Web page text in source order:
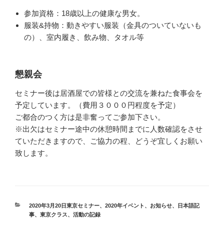
参加資格：18歳以上の健康な男女。
服装&持物：動きやすい服装（金具のついていないも
の）、室内履き、飲み物、タオル等
懇親会
セミナー後は居酒屋での皆様との交流を兼ねた食事会を
予定しています。（費用３０００円程度を予定）
ご都合のつく方は是非奮ってご参加下さい。
※出欠はセミナー途中の休憩時間までに人数確認をさせ
ていただきますので、ご協力の程、どうぞ宜しくお願い
致します。
カ
テ
2020年3月20日東京セミナー、 2020年イベント 、 お知らせ、
日本語記
事、 東京クラス、 活動の記録